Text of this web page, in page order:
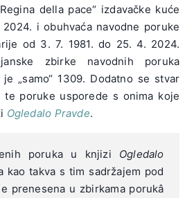
della pace“ izdavačke kuće
2024. i obuhvaća navodne poruke
od 3. 7. 1981. do 25. 4. 2024.
zbirke navodnih poruka
„samo“ 1309. Dodatno se stvar
te poruke usporede s onima koje
Ogledalo Pravde.
poruka u knjizi Ogledalo
kao takva s tim sadržajem pod
prenesena u zbirkama porukâ